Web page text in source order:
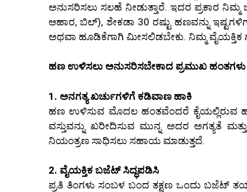
ಅನುಸರಿಸಲು ಸಲಹೆ ನೀಡುತ್ತಾರೆ. ಇದರ ಪ್ರಕಾರ
ಆಹಾರ, ಬಿಲ್), ಶೇಕಡಾ 30 ರಷ್ಟು ಹಣವನ್ನು
ಅಥವಾ ಹೂಡಿಕೆಗಾಗಿ ಮೀಸಲಿಡಬೇಕು. ನಿಮ್ಮ ವೈಯಕ್ತಿಕ
ಹಣ ಉಳಿಸಲು ಅನುಸರಿಸಬೇಕಾದ ಪ್ರಮುಖ ಹಂತಗಳು
1. ಅನಗತ್ಯ ಖರ್ಚುಗಳಿಗೆ ಕಡಿವಾಣ ಹಾಕಿ
ಹಣ ಉಳಿಸುವ ಮೊದಲ ಹಂತವೆಂದರೆ ಕೈಯಲ್ಲಿರುವ
ವಸ್ತುವನ್ನು ಖರೀದಿಸುವ ಮುನ್ನ ಅದರ ಅಗತ್ಯತೆ
ನಿಯಂತ್ರಣ ಸಾಧಿಸಲು ಸಹಾಯ ಮಾಡುತ್ತದೆ.
2. ವೈಯಕ್ತಿಕ ಬಜೆಟ್ ಸಿದ್ಧಪಡಿಸಿ
ಪ್ರತಿ ತಿಂಗಳು ಸಂಬಳ ಬಂದ ತಕ್ಷಣ ಒಂದು ಬಜೆಟ್